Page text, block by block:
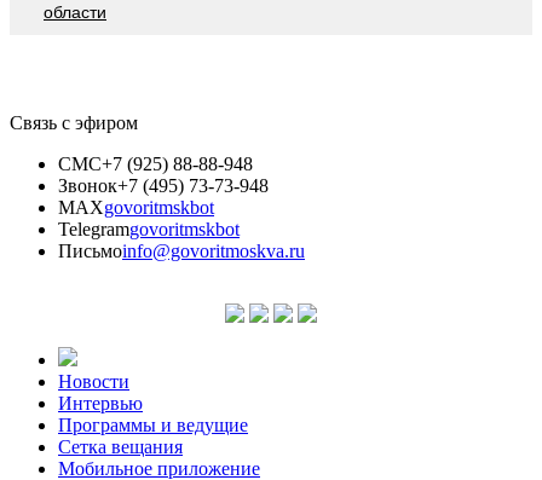
области
Связь с эфиром
СМС+7 (925) 88-88-948
Звонок+7 (495) 73-73-948
MAXgovoritmskbot
Telegramgovoritmskbot
Письмоinfo@govoritmoskva.ru
Новости
Интервью
Программы и ведущие
Сетка вещания
Мобильное приложение